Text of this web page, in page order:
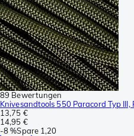
89 Bewertungen
Knivesandtools 550 Paracord Typ
13,75 €
14,95 €
-8 %Spare 1,20